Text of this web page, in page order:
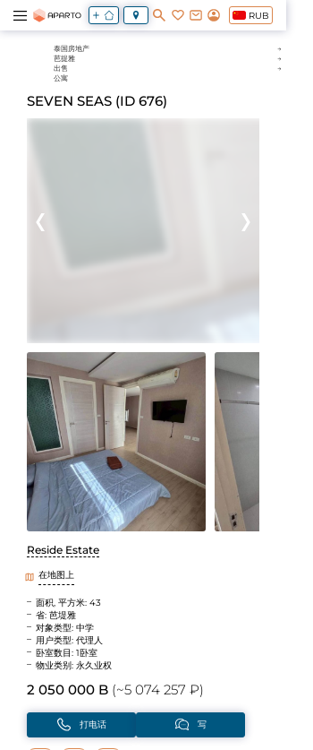
RUB
泰国房地产
芭提雅
出售
公寓
SEVEN SEAS (ID 676)
Reside Estate
在地图上
面积, 平方米: 43
省: 芭堤雅
对象类型: 中学
用户类型: 代理人
卧室数目: 1卧室
物业类别: 永久业权
2 050 000 B (~5 074 257 ₽)
打电话 写